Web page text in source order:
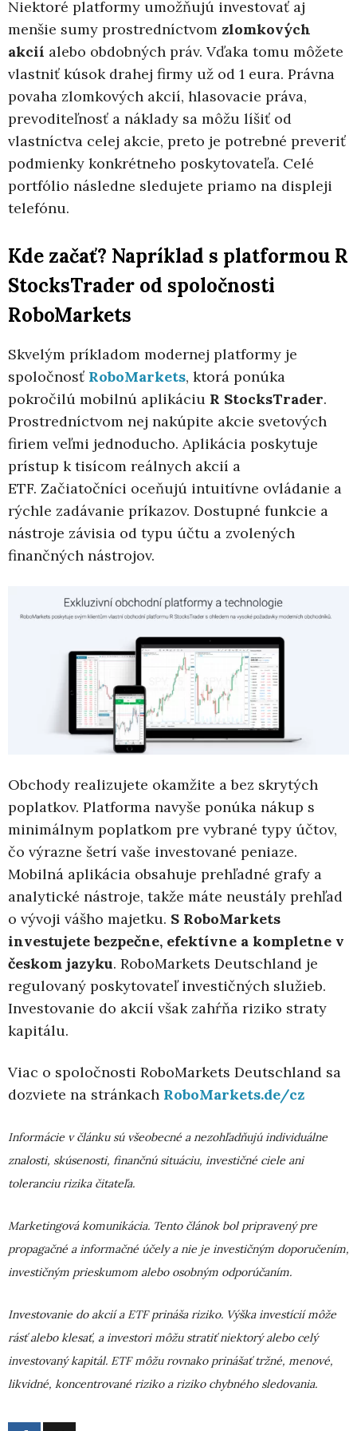
Niektoré platformy umožňujú investovať aj
menšie sumy prostredníctvom zlomkových
akcií alebo obdobných práv. Vďaka tomu môžete
vlastniť kúsok drahej firmy už od 1 eura. Právna
povaha zlomkových akcií, hlasovacie práva,
prevoditeľnosť a náklady sa môžu líšiť od
vlastníctva celej akcie, preto je potrebné preveriť
podmienky konkrétneho poskytovateľa. Celé
portfólio následne sledujete priamo na displeji
telefónu.
Kde začať? Napríklad s platformou R
StocksTrader od spoločnosti
RoboMarkets
Skvelým príkladom modernej platformy je
spoločnosť RoboMarkets, ktorá ponúka
pokročilú mobilnú aplikáciu R StocksTrader.
Prostredníctvom nej nakúpite akcie svetových
firiem veľmi jednoducho. Aplikácia poskytuje
prístup k tisícom reálnych akcií a
ETF. Začiatočníci oceňujú intuitívne ovládanie a
rýchle zadávanie príkazov. Dostupné funkcie a
nástroje závisia od typu účtu a zvolených
finančných nástrojov.
Obchody realizujete okamžite a bez skrytých
poplatkov. Platforma navyše ponúka nákup s
minimálnym poplatkom pre vybrané typy účtov,
čo výrazne šetrí vaše investované peniaze.
Mobilná aplikácia obsahuje prehľadné grafy a
analytické nástroje, takže máte neustály prehľad
o vývoji vášho majetku. S RoboMarkets
investujete bezpečne, efektívne a kompletne v
českom jazyku. RoboMarkets Deutschland je
regulovaný poskytovateľ investičných služieb.
Investovanie do akcií však zahŕňa riziko straty
kapitálu.
Viac o spoločnosti RoboMarkets Deutschland sa
dozviete na stránkach RoboMarkets.de/cz
Informácie v článku sú všeobecné a nezohľadňujú individuálne
znalosti, skúsenosti, finančnú situáciu, investičné ciele ani
toleranciu rizika čitateľa.
Marketingová komunikácia. Tento článok bol pripravený pre
propagačné a informačné účely anie je investičným doporučením,
investičným prieskumom alebo osobným odporúčaním.
Investovanie do akcií a ETF prináša riziko. Výška investícií môže
rásť alebo klesať, ainvestori môžu stratiť niektorý alebo celý
investovaný kapitál. ETF môžu rovnako prinášaťtržné, menové,
likvidné, koncentrované riziko a riziko chybného sledovania.